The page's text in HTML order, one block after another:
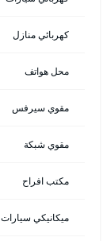
كهربائي منازل
محل هواتف
مقوي سيرفس
مقوي شبكة
مكتب افراح
ميكانيكي سيارات